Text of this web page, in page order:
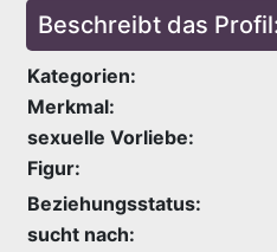
Beschreibt das Profil:
Kategorien:
Merkmal:
sexuelle Vorliebe:
Figur:
Beziehungsstatus:
sucht nach: